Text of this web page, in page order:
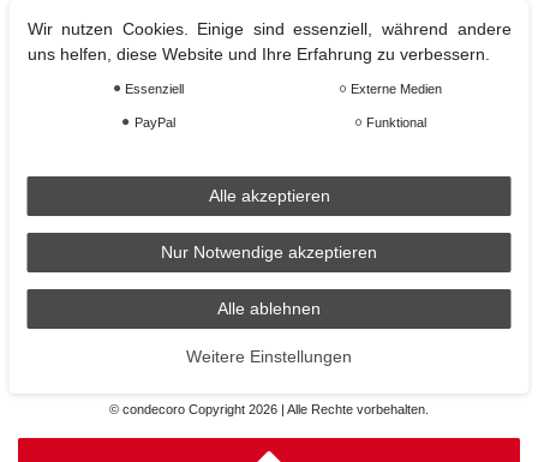
Weihnachtsdeko
Christbaumkugel
Krampus und Percht
Räder
condecoro auf Facebook
© condecoro Copyright 2026 | Alle Rechte vorbehalten.
Wir nutzen Cookies. Einige sind essenziell, während andere
uns helfen, diese Website und Ihre Erfahrung zu verbessern.
Essenziell Externe Medien
PayPal Funktional
Alle akzeptieren
Nur Notwendige akzeptieren
Alle ablehnen
Weitere Einstellungen